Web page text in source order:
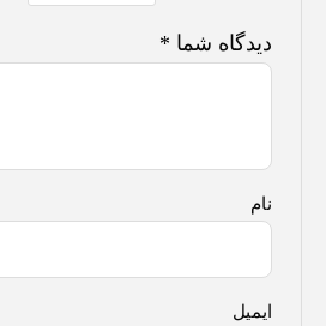
دیدگاه شما *
نام
ایمیل